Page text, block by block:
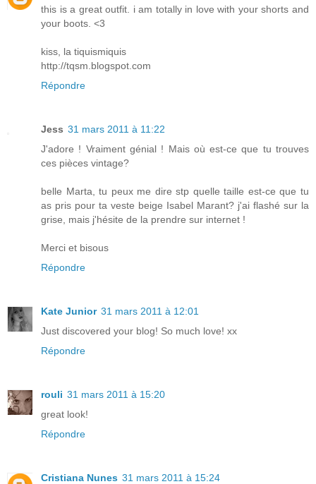
this is a great outfit. i am totally in love with your shorts and
your boots. <3
kiss, la tiquismiquis
http://tqsm.blogspot.com
Répondre
Jess 31 mars 2011 à 11:22
J'adore ! Vraiment génial ! Mais où est-ce que tu trouves
ces pièces vintage?
belle Marta, tu peux me dire stp quelle taille est-ce que tu
as pris pour ta veste beige Isabel Marant? j'ai flashé sur la
grise, mais j'hésite de la prendre sur internet !
Merci et bisous
Répondre
Kate Junior 31 mars 2011 à 12:01
Just discovered your blog! So much love! xx
Répondre
rouli 31 mars 2011 à 15:20
great look!
Répondre
Cristiana Nunes 31 mars 2011 à 15:24